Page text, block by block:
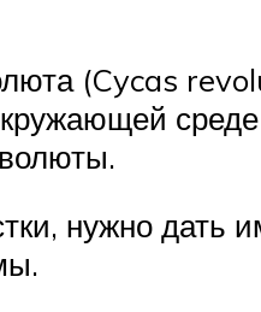
(Cycas
нужно дать